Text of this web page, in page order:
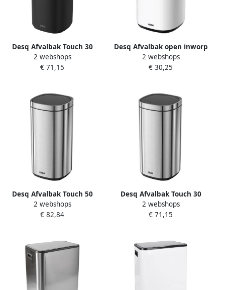
Desq Afvalbak Touch 30
liter RVS zwart
2 webshops
€ 71,15
Desq Afvalbak open inworp
20 liter metaal wit
2 webshops
€ 30,25
Desq Afvalbak Touch 50
liter RVS zilver
2 webshops
€ 82,84
Desq Afvalbak Touch 30
liter RVS zilver
2 webshops
€ 71,15